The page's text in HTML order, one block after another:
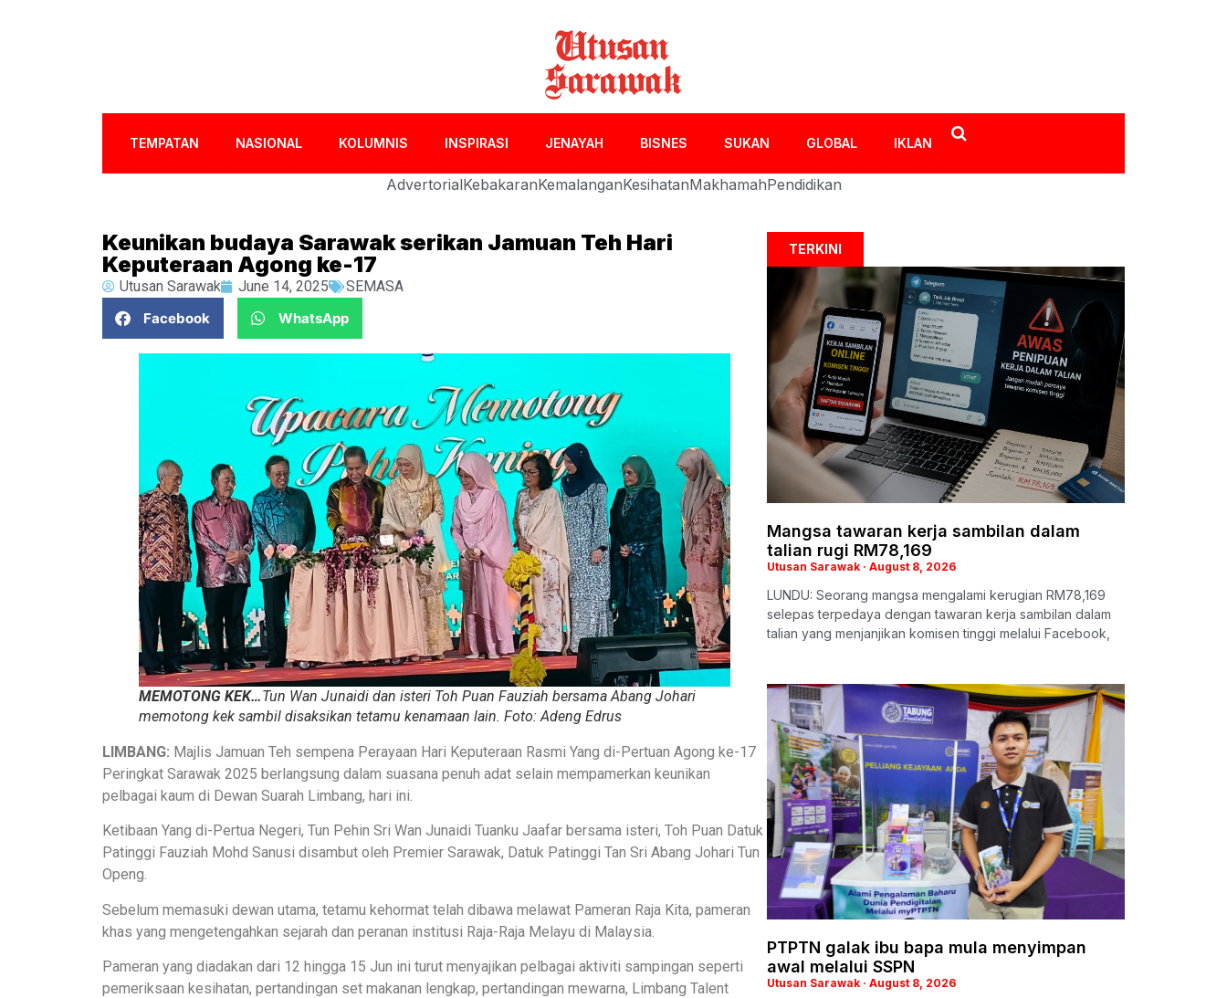
TEMPATAN NASIONAL KOLUMNIS INSPIRASI JENAYAH BISNES SUKAN GLOBAL IKLAN
AdvertorialKebakaranKemalanganKesihatanMakhamahPendidikan
Keunikan budaya Sarawak serikan Jamuan Teh Hari
Keputeraan Agong ke-17
Utusan Sarawak June 14, 2025
SEMASA
Facebook
WhatsApp
MEMOTONG KEK…Tun Wan Junaidi dan isteri Toh Puan Fauziah bersama Abang Johari
memotong kek sambil disaksikan tetamu kenamaan lain. Foto: Adeng Edrus
LIMBANG: Majlis Jamuan Teh sempena Perayaan Hari Keputeraan Rasmi Yang di-Pertuan Agong ke-17
Peringkat Sarawak 2025 berlangsung dalam suasana penuh adat selain mempamerkan keunikan
pelbagai kaum di Dewan Suarah Limbang, hari ini.
Ketibaan Yang di-Pertua Negeri, Tun Pehin Sri Wan Junaidi Tuanku Jaafar bersama isteri, Toh Puan Datuk
Patinggi Fauziah Mohd Sanusi disambut oleh Premier Sarawak, Datuk Patinggi Tan Sri Abang Johari Tun
Openg.
Sebelum memasuki dewan utama, tetamu kehormat telah dibawa melawat Pameran Raja Kita, pameran
khas yang mengetengahkan sejarah dan peranan institusi Raja-Raja Melayu di Malaysia.
Pameran yang diadakan dari 12 hingga 15 Jun ini turut menyajikan pelbagai aktiviti sampingan seperti
pemeriksaan kesihatan, pertandingan set makanan lengkap, pertandingan mewarna, Limbang Talent
TERKINI
Mangsa tawaran kerja sambilan dalam
talian rugi RM78,169
Utusan Sarawak August 8, 2026
LUNDU: Seorang mangsa mengalami kerugian RM78,169
selepas terpedaya dengan tawaran kerja sambilan dalam
talian yang menjanjikan komisen tinggi melalui Facebook,
PTPTN galak ibu bapa mula menyimpan
awal melalui SSPN
Utusan Sarawak August 8, 2026